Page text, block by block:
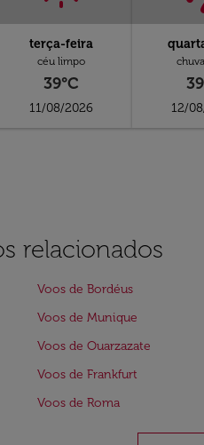
terça-feira
céu limpo
39°C
11/08/2026 12/
relacionados
Voos de Bordéus
Voos de Munique
Voos de Ouarzazate
Voos de Frankfurt
Voos de Roma